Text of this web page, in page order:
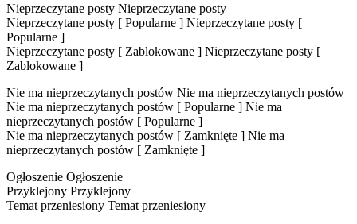
Nieprzeczytane posty Nieprzeczytane posty
Nieprzeczytane posty [ Popularne ] Nieprzeczytane posty [
Popularne ]
Nieprzeczytane posty [ Zablokowane ] Nieprzeczytane posty [
Zablokowane ]
Nie ma nieprzeczytanych postów Nie ma nieprzeczytanych postów
Nie ma nieprzeczytanych postów [ Popularne ] Nie ma
nieprzeczytanych postów [ Popularne ]
Nie ma nieprzeczytanych postów [ Zamknięte ] Nie ma
nieprzeczytanych postów [ Zamknięte ]
Ogłoszenie Ogłoszenie
Przyklejony Przyklejony
Temat przeniesiony Temat przeniesiony